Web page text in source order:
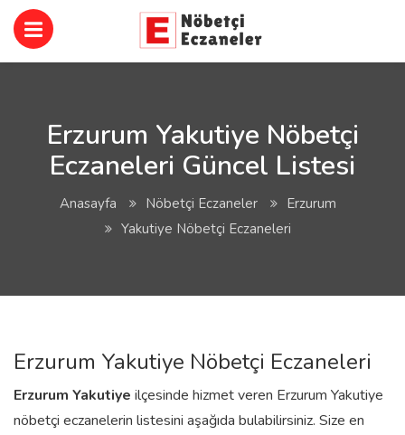
Erzurum Yakutiye Nöbetçi
Eczaneleri Güncel Listesi
Anasayfa Nöbetçi Eczaneler
Erzurum
Yakutiye Nöbetçi Eczaneleri
Erzurum Yakutiye Nöbetçi Eczaneleri
Erzurum Yakutiye ilçesinde hizmet veren Erzurum Yakutiye
nöbetçi eczanelerin listesini aşağıda bulabilirsiniz. Size en